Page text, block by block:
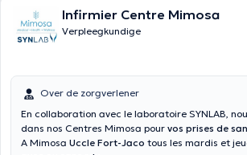
Infirmier Centre Mimosa
Verpleegkundige
Over de zorgverlener
En collaboration avec le laboratoire SYNLAB,
dans nos Centres Mimosa pour vos prises de
A Mimosa Uccle Fort-Jaco tous les mardis et